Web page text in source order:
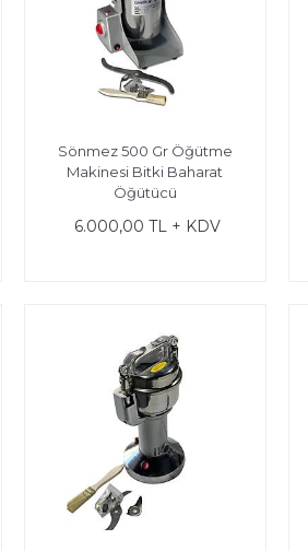
Sönmez 500 Gr Öğütme
Makinesi Bitki Baharat
Öğütücü
6.000,00 TL + KDV